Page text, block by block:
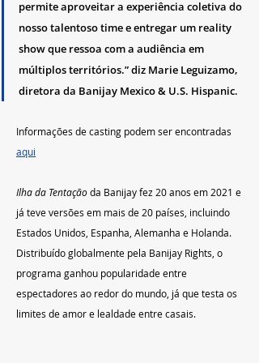
permite aproveitar a experiência coletiva do
nosso talentoso time e entregar um reality
show que ressoa com a audiência em
múltiplos territórios.” diz Marie Leguizamo,
diretora da Banijay Mexico & U.S. Hispanic.
Informações de casting podem ser encontradas
aqui
Ilha da Tentação da Banijay fez 20 anos em 2021 e
já teve versões em mais de 20 países, incluindo
Estados Unidos, Espanha, Alemanha e Holanda.
Distribuído globalmente pela Banijay Rights, o
programa ganhou popularidade entre
espectadores ao redor do mundo, já que testa os
limites de amor e lealdade entre casais.